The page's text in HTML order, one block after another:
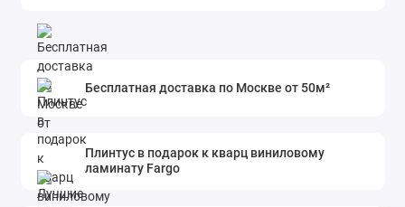
Бесплатная доставка по Москве от 50м²
Плинтус в подарок к кварц виниловому
ламинату Fargo